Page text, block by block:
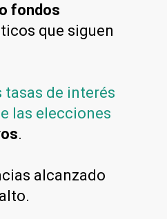
fondos
que siguen
tasas de interés
las elecciones
.
alcanzado